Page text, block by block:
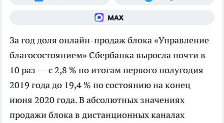
За год доля онлайн-продаж блока «Управление
благосостоянием» Сбербанка выросла почти в
10 раз — с 2,8 % по итогам первого полугодия
2019 года до 19,4 % по состоянию на конец
июня 2020 года. В абсолютных значениях
продажи блока в дистанционных каналах